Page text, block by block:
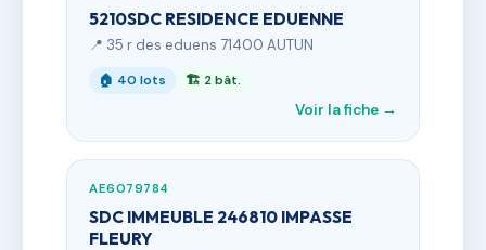
5210SDC RESIDENCE EDUENNE
📍 35 r des eduens 71400 AUTUN
🏠 40 lots 🏗 2 bât.
Voir la fiche →
AE6079784
SDC IMMEUBLE 246810 IMPASSE
FLEURY